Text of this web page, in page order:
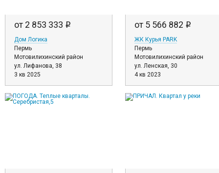
от 2 853 333 i
Дом Логика
Пермь
Мотовилихинский район
ул. Лифанова, 38
3 кв 2025
от 5 566 882 i
ЖК Курья PARK
Пермь
Мотовилихинский район
ул. Ленская, 30
4 кв 2023